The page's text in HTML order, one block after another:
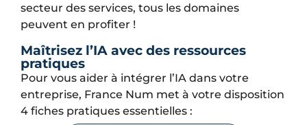
secteur des services, tous les domaines
peuvent en profiter !
Maîtrisez l’IA avec des ressources
pratiques
Pour vous aider à intégrer l’IA dans votre
entreprise, France Num met à votre disposition
4 fiches pratiques essentielles :